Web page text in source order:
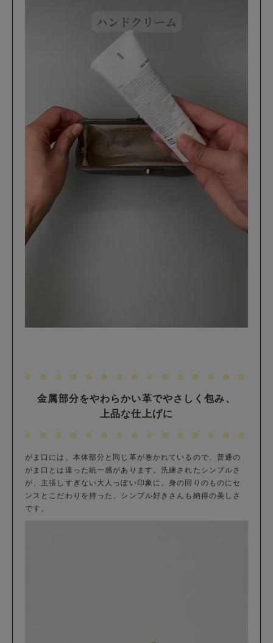
金属部分をやわらかい革でやさしく包み、
上品な仕上げに
がま口には、本体部分と同じ革が巻かれているので、普通の
がま口とは違った統一感があります。洗練されたシンプルさ
が、主張しすぎない大人っぽい印象に。身の回りのものにセ
ンスとこだわりを持った、シンプル好きさんも納得の美しさ
です。